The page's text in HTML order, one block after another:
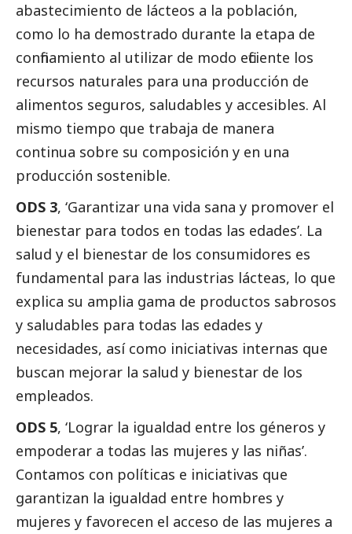
abastecimiento de lácteos a la población,
como lo ha demostrado durante la etapa de
confinamiento al utilizar de modo eficiente los
recursos naturales para una producción de
alimentos seguros, saludables y accesibles. Al
mismo tiempo que trabaja de manera
continua sobre su composición y en una
producción sostenible.
ODS 3, ‘Garantizar una vida sana y promover el
bienestar para todos en todas las edades’. La
salud y el bienestar de los consumidores es
fundamental para las industrias lácteas, lo que
explica su amplia gama de productos sabrosos
y saludables para todas las edades y
necesidades, así como iniciativas internas que
buscan mejorar la salud y bienestar de los
empleados.
ODS 5, ‘Lograr la igualdad entre los géneros y
empoderar a todas las mujeres y las niñas’.
Contamos con políticas e iniciativas que
garantizan la igualdad entre hombres y
mujeres y favorecen el acceso de las mujeres a